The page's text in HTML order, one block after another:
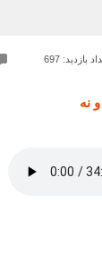
بازدید: 697
نه